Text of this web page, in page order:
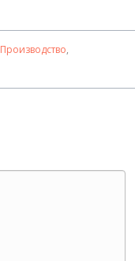
Производство,